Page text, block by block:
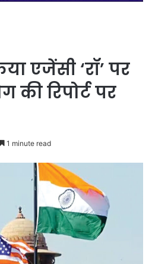
एजेंसी ‘रॉ’ पर
रिपोर्ट पर
1 minute read